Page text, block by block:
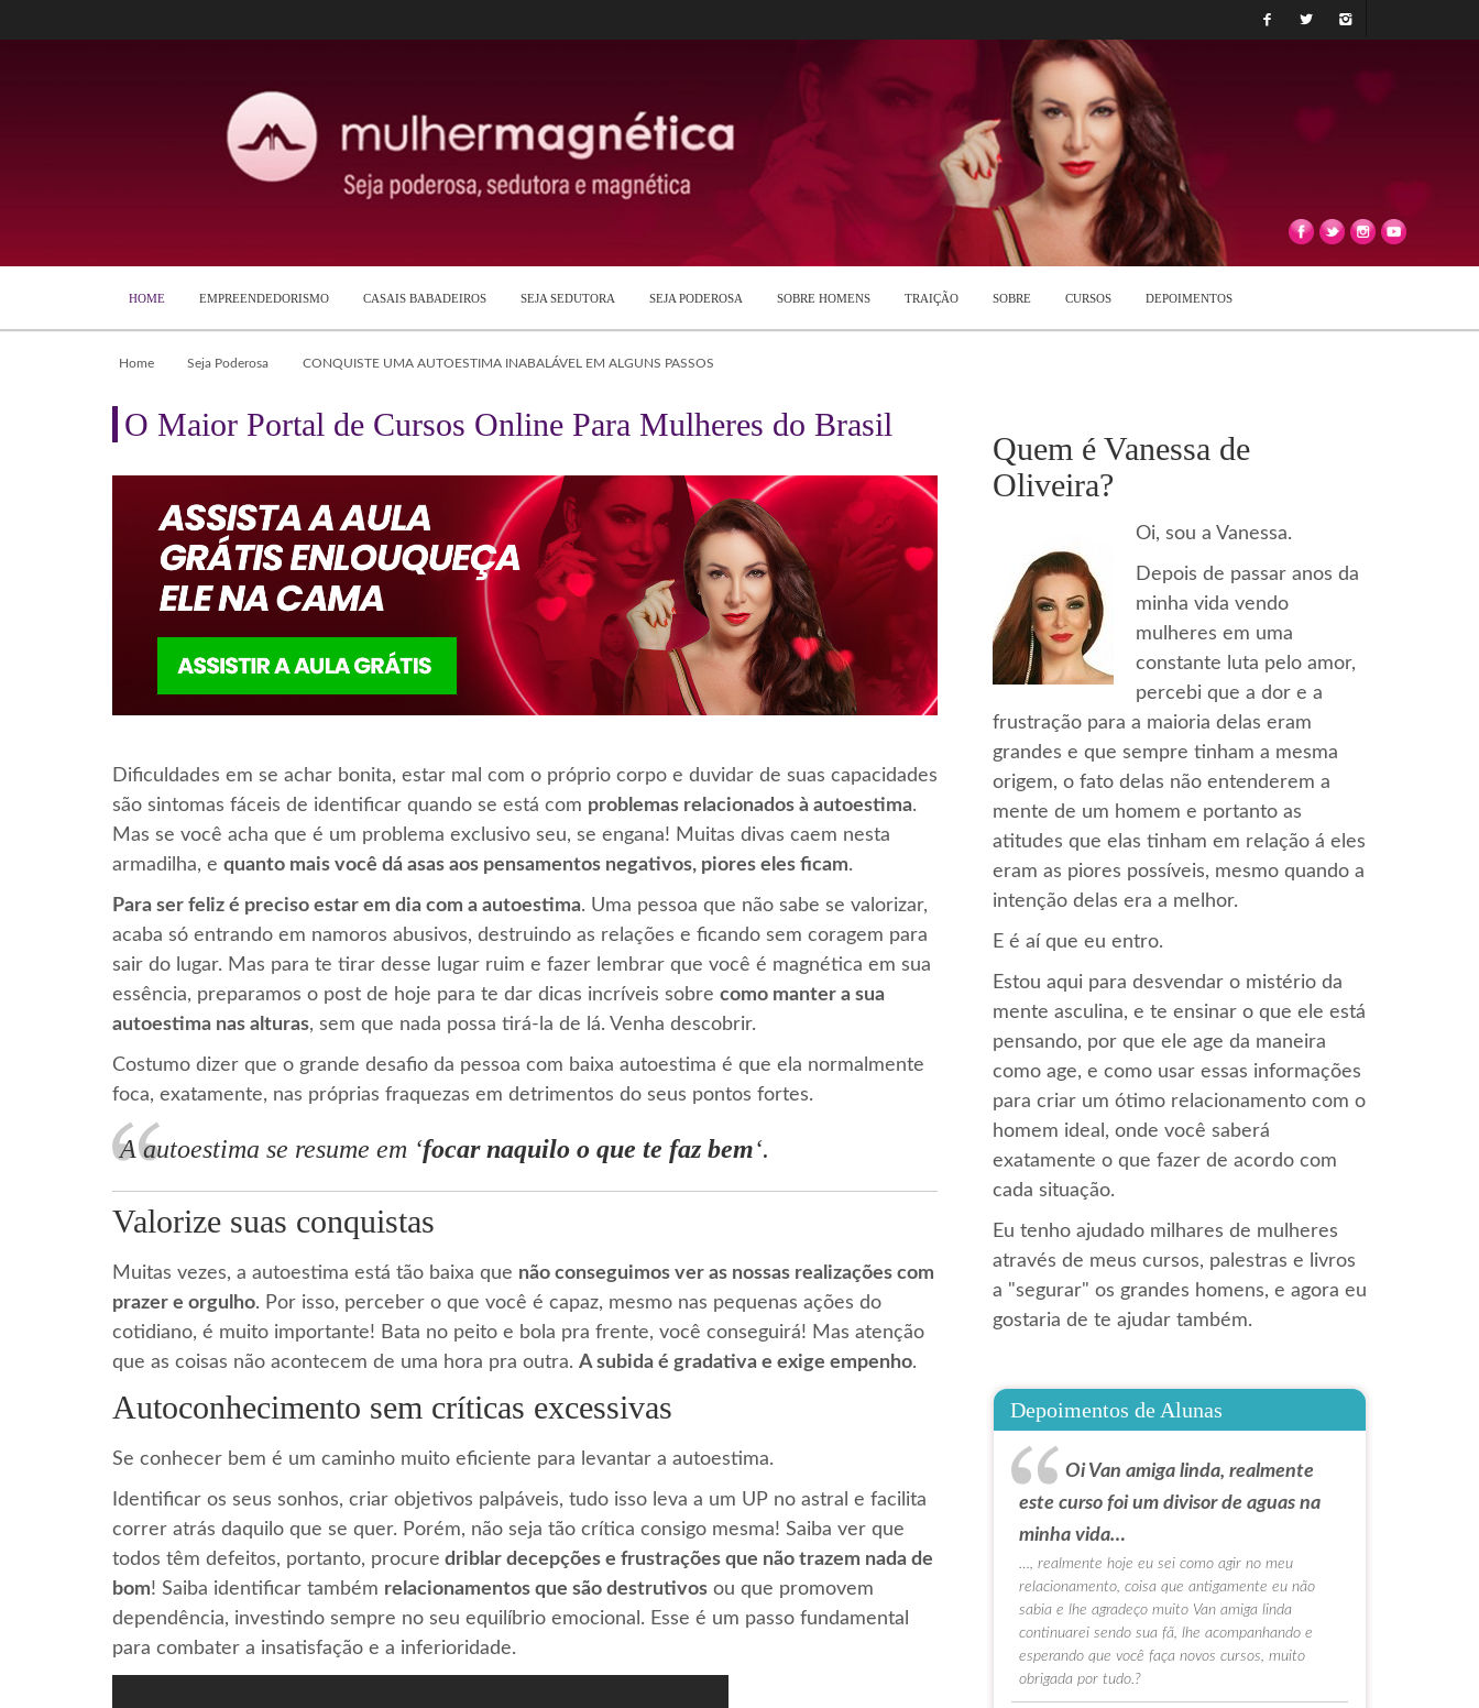
HOME EMPREENDEDORISMO CASAIS BABADEIROS SEJA SEDUTORA SEJA PODEROSA SOBRE HOMENS TRAIÇÃO SOBRE CURSOS DEPOIMENTOS
Home Seja Poderosa CONQUISTE UMA AUTOESTIMA INABALÁVEL EM ALGUNS PASSOS
O Maior Portal de Cursos Online Para Mulheres do Brasil
Dificuldades em se achar bonita, estar mal com o próprio corpo e duvidar de suas capacidades
são sintomas fáceis de identificar quando se está com problemas relacionados à autoestima.
Mas se você acha que é um problema exclusivo seu, se engana! Muitas divas caem nesta
armadilha, e quanto mais você dá asas aos pensamentos negativos, piores eles ficam.
Para ser feliz é preciso estar em dia com a autoestima. Uma pessoa que não sabe se valorizar,
acaba só entrando em namoros abusivos, destruindo as relações e ficando sem coragem para
sair do lugar. Mas para te tirar desse lugar ruim e fazer lembrar que você é magnética em sua
essência, preparamos o post de hoje para te dar dicas incríveis sobre como manter a sua
autoestima nas alturas, sem que nada possa tirá-la de lá. Venha descobrir.
Costumo dizer que o grande desafio da pessoa com baixa autoestima é que ela normalmente
foca, exatamente, nas próprias fraquezas em detrimentos do seus pontos fortes.
A autoestima se resume em ‘focar naquilo o que te faz bem‘.
Valorize suas conquistas
Muitas vezes, a autoestima está tão baixa que não conseguimos ver as nossas realizações com
prazer e orgulho. Por isso, perceber o que você é capaz, mesmo nas pequenas ações do
cotidiano, é muito importante! Bata no peito e bola pra frente, você conseguirá! Mas atenção
que as coisas não acontecem de uma hora pra outra. A subida é gradativa e exige empenho.
Autoconhecimento sem críticas excessivas
Se conhecer bem é um caminho muito eficiente para levantar a autoestima.
Identificar os seus sonhos, criar objetivos palpáveis, tudo isso leva a um UP no astral e facilita
correr atrás daquilo que se quer. Porém, não seja tão crítica consigo mesma! Saiba ver que
todos têm defeitos, portanto, procure driblar decepções e frustrações que não trazem nada de
bom! Saiba identificar também relacionamentos que são destrutivos ou que promovem
dependência, investindo sempre no seu equilíbrio emocional. Esse é um passo fundamental
para combater a insatisfação e a inferioridade.
Quem é Vanessa de
Oliveira?
Oi, sou a Vanessa.
Depois de passar anos da
minha vida vendo
mulheres em uma
constante luta pelo amor,
percebi que a dor e a
frustração para a maioria delas eram
grandes e que sempre tinham a mesma
origem, o fato delas não entenderem a
mente de um homem e portanto as
atitudes que elas tinham em relação á eles
eram as piores possíveis, mesmo quando a
intenção delas era a melhor.
E é aí que eu entro.
Estou aqui para desvendar o mistério da
mente asculina, e te ensinar o que ele está
pensando, por que ele age da maneira
como age, e como usar essas informações
para criar um ótimo relacionamento com o
homem ideal, onde você saberá
exatamente o que fazer de acordo com
cada situação.
Eu tenho ajudado milhares de mulheres
através de meus cursos, palestras e livros
a "segurar" os grandes homens, e agora eu
gostaria de te ajudar também.
Depoimentos de Alunas
Oi Van amiga linda, realmente
este curso foi um divisor de aguas na
minha vida…
…, realmente hoje eu sei como agir no meu
relacionamento, coisa que antigamente eu não
sabia e lhe agradeço muito Van amiga linda
continuarei sendo sua fã, lhe acompanhando e
esperando que você faça novos cursos, muito
obrigada por tudo.?